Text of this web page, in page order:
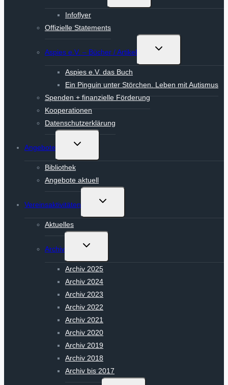
Infoflyer
Offizielle Statements
Aspies e.V. – Bücher / Artikel
Untermenü
Aspies e.V. das Buch
Ein Pinguin unter Störchen. Leben mit Autismus
Spenden + finanzielle Förderung
Kooperationen
Datenschutzerklärung
Angebote
Untermenü
Bibliothek
Angebote aktuell
Vereinsaktivitäten
Untermenü
Aktuelles
Archiv
Untermenü
Archiv 2025
Archiv 2024
Archiv 2023
Archiv 2022
Archiv 2021
Archiv 2020
Archiv 2019
Archiv 2018
Archiv bis 2017